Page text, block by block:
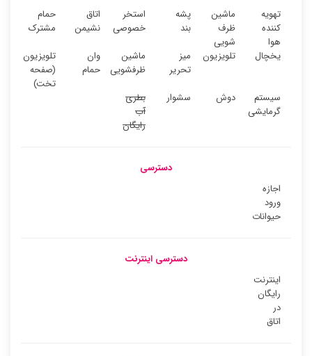
تهویه
کننده
هوا
ماشین
ظرف
شویی
پشه
بند
استخر
خصوصی
اتاق
نشیمن
حمام
مشترک
یخچال
تلویزیون
میز
تحریر
ماشین
ظرفشویی
وان
حمام
تلویزیون
(صفحه
تخت)
سیستم
گرمایشی
دوش سشوار
بطری
آب
رایگان
دسترسی
اجازه
ورود
حیوانات
دسترسی اینترنت
اینترنت
رایگان
در
اتاق